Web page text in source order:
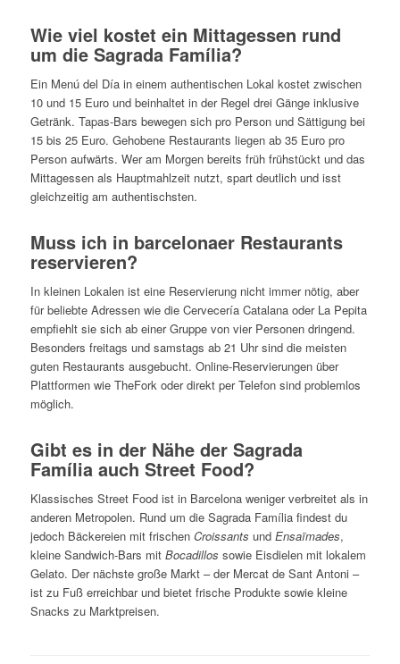
Wie viel kostet ein Mittagessen rund
um die Sagrada Família?
Ein Menú del Día in einem authentischen Lokal kostet zwischen
10 und 15 Euro und beinhaltet in der Regel drei Gänge inklusive
Getränk. Tapas-Bars bewegen sich pro Person und Sättigung bei
15 bis 25 Euro. Gehobene Restaurants liegen ab 35 Euro pro
Person aufwärts. Wer am Morgen bereits früh frühstückt und das
Mittagessen als Hauptmahlzeit nutzt, spart deutlich und isst
gleichzeitig am authentischsten.
Muss ich in barcelonaer Restaurants
reservieren?
In kleinen Lokalen ist eine Reservierung nicht immer nötig, aber
für beliebte Adressen wie die Cervecería Catalana oder La Pepita
empfiehlt sie sich ab einer Gruppe von vier Personen dringend.
Besonders freitags und samstags ab 21 Uhr sind die meisten
guten Restaurants ausgebucht. Online-Reservierungen über
Plattformen wie TheFork oder direkt per Telefon sind problemlos
möglich.
Gibt es in der Nähe der Sagrada
Família auch Street Food?
Klassisches Street Food ist in Barcelona weniger verbreitet als in
anderen Metropolen. Rund um die Sagrada Família findest du
jedoch Bäckereien mit frischen Croissants und Ensaïmades,
kleine Sandwich-Bars mit Bocadillos sowie Eisdielen mit lokalem
Gelato. Der nächste große Markt – der Mercat de Sant Antoni –
ist zu Fuß erreichbar und bietet frische Produkte sowie kleine
Snacks zu Marktpreisen.